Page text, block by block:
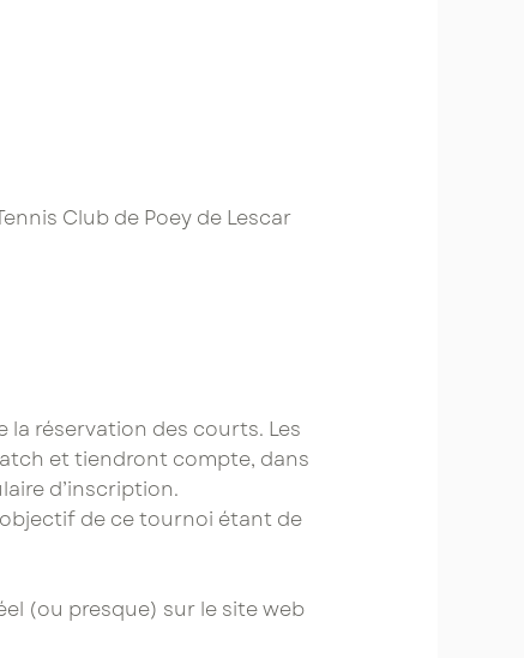
Club de Poey de Lescar
réservation des courts. Les
et tiendront compte, dans
d’inscription.
de ce tournoi étant de
(ou presque) sur le site web